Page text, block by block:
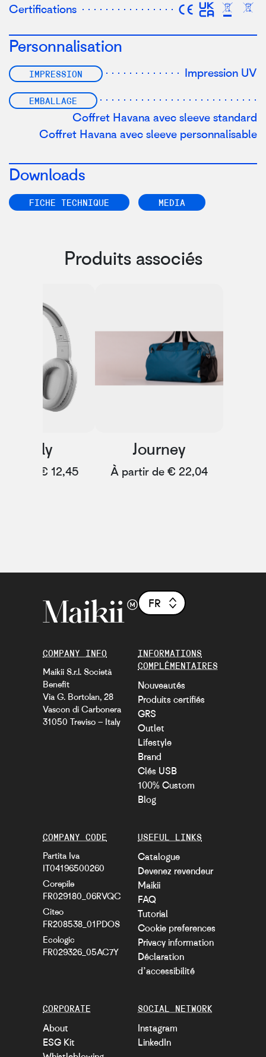
Certifications
Personnalisation
IMPRESSION Impression UV
EMBALLAGE
Coffret Havana avec sleeve standard
Coffret Havana avec sleeve personnalisable
Downloads
FICHE TECHNIQUE MEDIA
Produits associés
Beatly
de € 12,45
Journey
À partir de € 22,04
COMPANY INFO
Maikii S.r.l. Società
Benefit
Via G. Bortolan, 28
Vascon di Carbonera
31050 Treviso – Italy
INFORMATIONS
COMPLÉMENTAIRES
Nouveautés
Produits certifiés
GRS
Outlet
Lifestyle
Brand
Clés USB
100% Custom
Blog
CORPORATE
About
ESG Kit
USEFUL LINKS
Catalogue
Devenez revendeur
Maikii
FAQ
Tutorial
Cookie preferences
Privacy information
Déclaration
d’accessibilité
COMPANY CODE
Partita Iva
IT04196500260
Corepile
FR029180_06RVQC
Citeo
FR208538_01PDOS
Ecologic
FR029326_05AC7Y
SOCIAL NETWORK
Instagram
LinkedIn
FR